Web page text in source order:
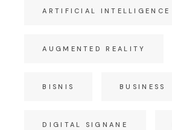
ARTIFICIAL INTELLIGENCE
AUGMENTED REALITY
BISNIS BUSINESS
DIGITAL SIGNANE